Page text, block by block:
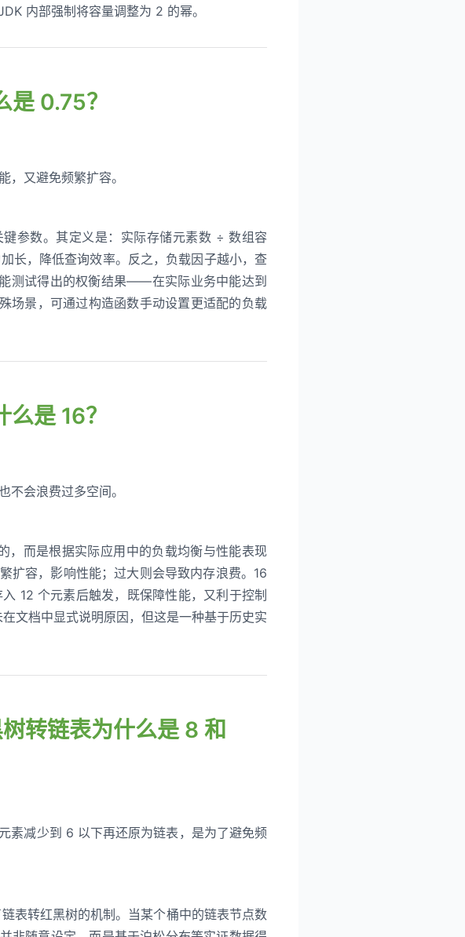
内部强制将容量调整为 2 的幂。
0.75？
又避免频繁扩容。
参数。其定义是：实际存储元素数 ÷ 数组容
长，降低查询效率。反之，负载因子越小，查
测试得出的权衡结果——在实际业务中能达到
场景，可通过构造函数手动设置更适配的负载
是 16？
不会浪费过多空间。
，而是根据实际应用中的负载均衡与性能表现
扩容，影响性能；过大则会导致内存浪费。16
12 个元素后触发，既保障性能，又利于控制
文档中显式说明原因，但这是一种基于历史实
转链表为什么是 8 和
素减少到 6 以下再还原为链表，是为了避免频
表转红黑树的机制。当某个桶中的链表节点数